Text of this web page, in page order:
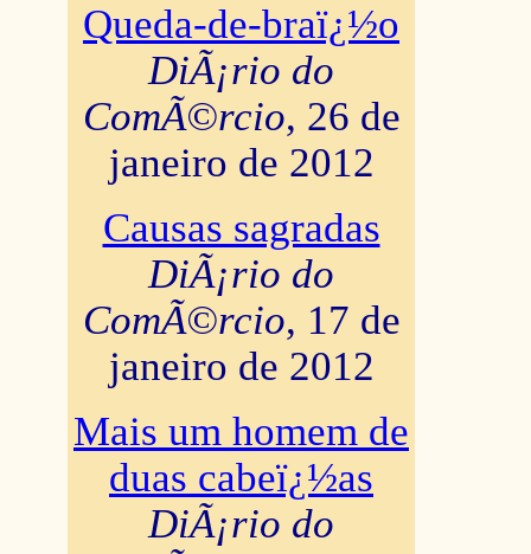
Queda-de-braï¿½o
DiÃ¡rio do
ComÃ©rcio, 26 de
janeiro de 2012
Causas sagradas
DiÃ¡rio do
ComÃ©rcio, 17 de
janeiro de 2012
Mais um homem de
duas cabeï¿½as
DiÃ¡rio do